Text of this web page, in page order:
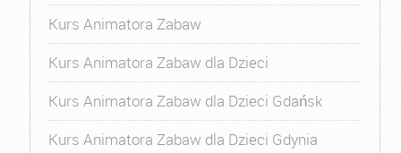
Kurs Animatora Zabaw
Kurs Animatora Zabaw dla Dzieci
Kurs Animatora Zabaw dla Dzieci Gdańsk
Kurs Animatora Zabaw dla Dzieci Gdynia